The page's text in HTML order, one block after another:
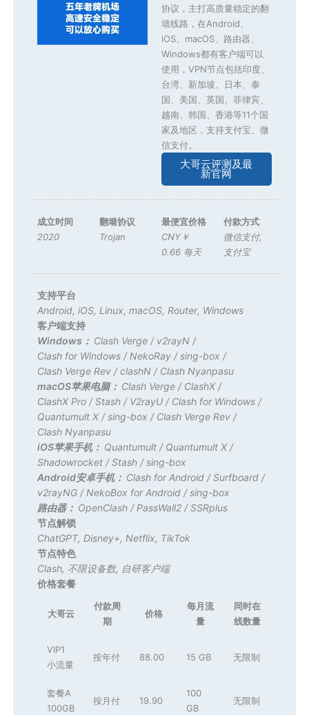
协议，主打高质量稳定的翻
墙线路，在Android、
iOS、macOS、路由器、
Windows都有客户端可以
使用，VPN节点包括印度、
台湾、新加坡、日本、泰
国、美国、英国、菲律宾、
越南、韩国、香港等11个国
家及地区，支持支付宝、微
信支付。
大哥云评测及最
新官网
成立时间
2020
翻墙协议
Trojan
最便宜价格
CNY￥
0.66 每天
付款方式
微信支付,
支付宝
支持平台
Android,iOS, Linux,macOS, Router, Windows
客户端支持
Windows： Clash Verge / v2rayN /
Clash for Windows / NekoRay /sing-box /
Clash Verge Rev /clashN / Clash Nyanpasu
macOS苹果电脑： Clash Verge / ClashX /
ClashX Pro /Stash / V2rayU / Clash for Windows /
Quantumult X /sing-box / Clash Verge Rev /
Clash Nyanpasu
iOS苹果手机： Quantumult / Quantumult X /
Shadowrocket /Stash /sing-box
Android安卓手机： Clash for Android /Surfboard /
v2rayNG / NekoBox for Android /sing-box
路由器： OpenClash / PassWall2 /SSRplus
节点解锁
ChatGPT, Disney+, Netflix, TikTok
节点特色
Clash, 不限设备数, 自研客户端
价格套餐
大哥云
付款周
期
价格
每月流
量
同时在
线数量
VIP1
小流量
按年付 88.00 15 GB 无限制
套餐A
100GB
按月付 19.90
100
GB
无限制